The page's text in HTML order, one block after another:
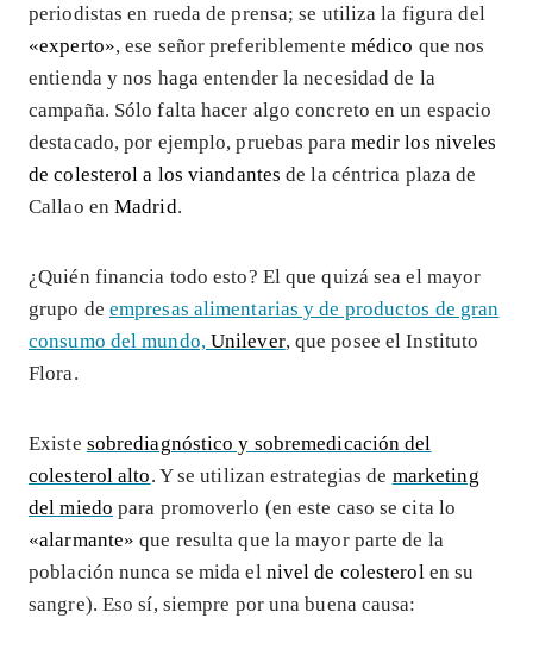
periodistas en rueda de prensa; se utiliza la figura del
«experto», ese señor preferiblemente médico que nos
entienda y nos haga entender la necesidad de la
campaña. Sólo falta hacer algo concreto en un espacio
destacado, por ejemplo, pruebas para medir los niveles
de colesterol a los viandantes de la céntrica plaza de
Callao enMadrid.
¿Quién financia todo esto? El que quizá sea el mayor
grupo de empresas alimentarias y de productos de gran
consumo del mundo, Unilever, que posee el Instituto
Flora.
Existe sobrediagnóstico y sobremedicación del
colesterol alto. Y se utilizan estrategias de marketing
del miedo para promoverlo (en este caso se cita lo
«alarmante» que resulta que la mayor parte de la
población nunca se mida el nivel de colesterol en su
sangre). Eso sí, siempre por una buena causa: